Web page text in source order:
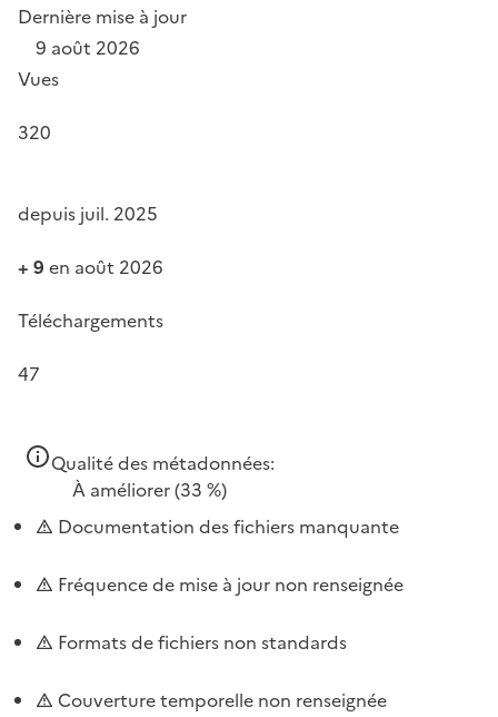
Dernière mise à jour
9 août 2026
Vues
320
depuis juil. 2025
+ 9 en août 2026
Téléchargements
47
Qualité des métadonnées:
À améliorer(33 %)
Documentation des fichiers manquante
Fréquence de mise à jour non renseignée
Formats de fichiers non standards
Couverture temporelle non renseignée